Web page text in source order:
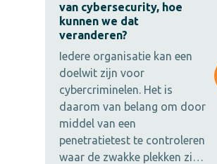
van cybersecurity, hoe
kunnen we dat
veranderen?
Iedere organisatie kan een
doelwit zijn voor
cybercriminelen. Het is
daarom van belang om door
middel van een
penetratietest te controleren
waar de zwakke plekken zi…